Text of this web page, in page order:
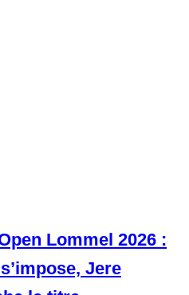
Lommel 2026 :
Jere